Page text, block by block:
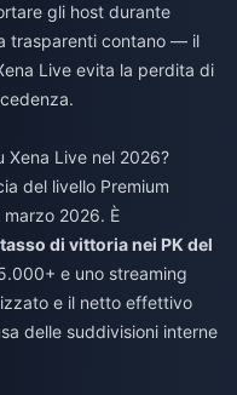
gli host durante
trasparenti contano — il
Live evita la perdita di
Xena Live nel 2026?
del livello Premium
2026. È
tasso di vittoria nei PK del
e uno streaming
e il netto effettivo
delle suddivisioni interne